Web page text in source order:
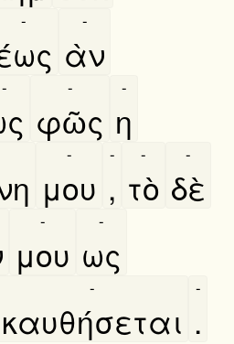
-
ὰν
-
-
φῶς
-
η
-
μου
-
,
-
τὸ
-
δὲ
-
μου
-
ως
-
καυθήσεται
-
.
-